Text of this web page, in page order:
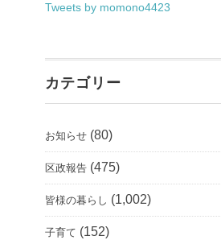
Tweets by momono4423
カテゴリー
お知らせ (80)
区政報告 (475)
皆様の暮らし (1,002)
子育て (152)